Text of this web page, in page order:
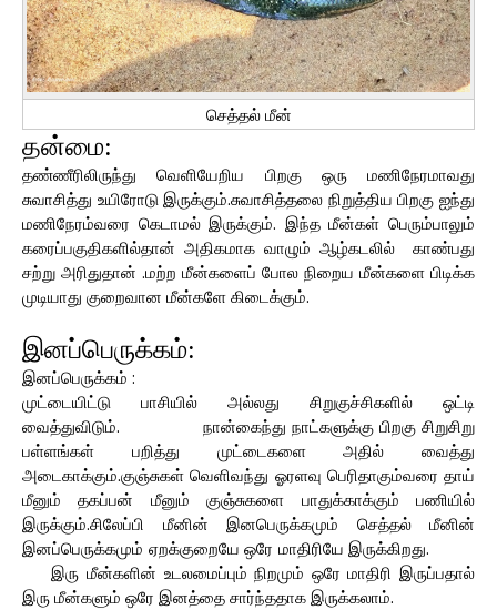
செத்தல் மீன்
தன்மை:
தண்ணீரிலிருந்து வெளியேறிய பிறகு ஒரு மணிநேரமாவது
சுவாசித்து உயிரோடு இருக்கும்.சுவாசித்தலை நிறுத்திய பிறகு ஐந்து
மணிநேரம்வரை கெடாமல் இருக்கும். இந்த மீன்கள் பெரும்பாலும்
கரைப்பகுதிகளில்தான் அதிகமாக வாழும் ஆழ்கடலில் காண்பது
சற்று அரிதுதான் .மற்ற மீன்களைப் போல நிறைய மீன்களை பிடிக்க
முடியாது குறைவான மீன்களே கிடைக்கும்.
இனப்பெருக்கம்:
இனப்பெருக்கம் :
முட்டையிட்டு பாசியில் அல்லது சிறுகுச்சிகளில் ஒட்டி
வைத்துவிடும். நான்கைந்து நாட்களுக்கு பிறகு சிறுசிறு
பள்ளங்கள் பறித்து முட்டைகளை அதில் வைத்து
அடைகாக்கும்.குஞ்சுகள் வெளிவந்து ஓரளவு பெரிதாகும்வரை தாய்
மீனும் தகப்பன் மீனும் குஞ்சுகளை பாதுக்காக்கும் பணியில்
இருக்கும்.சிலேப்பி மீனின் இனபெருக்கமும் செத்தல் மீனின்
இனப்பெருக்கமும் ஏறக்குறையே ஒரே மாதிரியே இருக்கிறது.
இரு மீன்களின் உடலமைப்பும் நிறமும் ஒரே மாதிரி இருப்பதால்
இரு மீன்களும் ஒரே இனத்தை சார்ந்ததாக இருக்கலாம்.